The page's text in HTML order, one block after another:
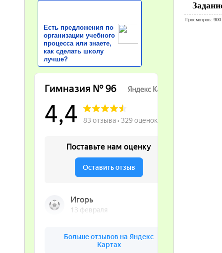
Есть предложения по
организации учебного
процесса или знаете,
как сделать школу
лучше?
Просмотров: